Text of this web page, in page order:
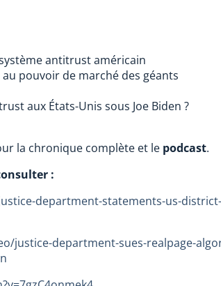
antitrust américain
pouvoir de marché des géants
aux États-Unis sous Joe Biden ?
la chronique complète et le podcast.
:
department-statements-us-
justice-department-sues-realpage-